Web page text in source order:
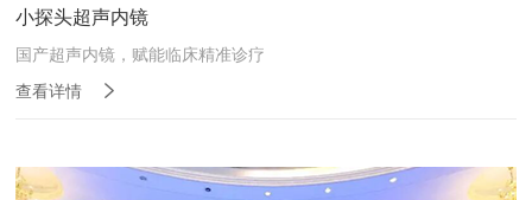
小探头超声内镜
国产超声内镜，赋能临床精准诊疗
查看详情